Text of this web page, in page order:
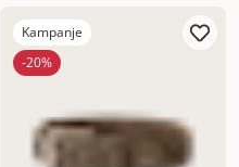
Kampanje
-20%